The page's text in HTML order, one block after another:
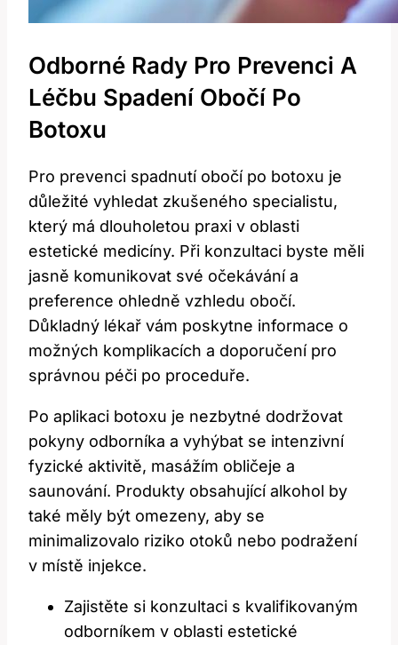
Odborné Rady Pro Prevenci A
Léčbu Spadení Obočí Po
Botoxu
Pro prevenci spadnutí obočí po botoxu je
důležité vyhledat zkušeného specialistu,
který má dlouholetou praxi v oblasti
estetické medicíny. Při konzultaci byste měli
jasně komunikovat své očekávání a
preference ohledně vzhledu obočí.
Důkladný lékař vám poskytne informace o
možných komplikacích a doporučení pro
správnou péči po proceduře.
Po aplikaci botoxu je nezbytné dodržovat
pokyny odborníka a vyhýbat se intenzivní
fyzické aktivitě, masážím obličeje a
saunování. Produkty obsahující alkohol by
také měly být omezeny, aby se
minimalizovalo riziko otoků nebo podražení
v místě injekce.
Zajistěte si konzultaci s kvalifikovaným
odborníkem v oblasti estetické